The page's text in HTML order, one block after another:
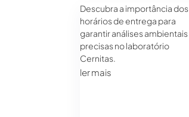
Descubra a importância dos
horários de entrega para
garantir análises ambientais
precisas no laboratório
Cernitas.
ler mais